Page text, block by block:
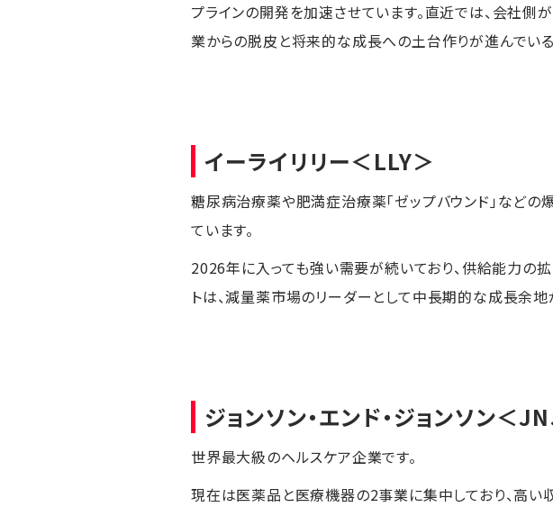
プラインの開発を加速させています。直近では、会社側
業からの脱皮と将来的な成長への土台作りが進んでい
イーライリリー＜LLY＞
糖尿病治療薬や肥満症治療薬「ゼップバウンド」などの
ています。
2026年に入っても強い需要が続いており、供給能力の
トは、減量薬市場のリーダーとして中長期的な成長余
ジョンソン・エンド・ジョンソン＜
世界最大級のヘルスケア企業です。
現在は医薬品と医療機器の2事業に集中しており、高